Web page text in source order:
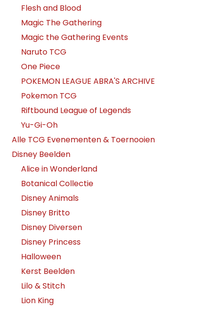
Flesh and Blood
Magic The Gathering
Magic the Gathering Events
Naruto TCG
One Piece
POKEMON LEAGUE ABRA'S ARCHIVE
Pokemon TCG
Riftbound League of Legends
Yu-Gi-Oh
Alle TCG Evenementen & Toernooien
Disney Beelden
Alice in Wonderland
Botanical Collectie
Disney Animals
Disney Britto
Disney Diversen
Disney Princess
Halloween
Kerst Beelden
Lilo & Stitch
Lion King